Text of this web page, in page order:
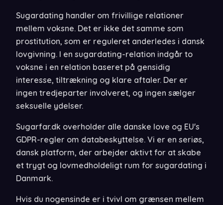
Sugardating handler om frivillige relationer
mellem voksne. Det er ikke det samme som
prostitution, som er reguleret anderledes i dansk
lovgivning. I en sugardating-relation indgår to
voksne i en relation baseret på gensidig
interesse, tiltrækning og klare aftaler. Der er
ingen tredjeparter involveret, og ingen sælger
seksuelle ydelser.
Sugarfar.dk overholder alle danske love og EU's
GDPR-regler om databeskyttelse. Vi er en seriøs,
dansk platform, der arbejder aktivt for at skabe
et trygt og lovmedholdeligt rum for sugardating i
Danmark.
Hvis du nogensinde er i tvivl om grænsen mellem